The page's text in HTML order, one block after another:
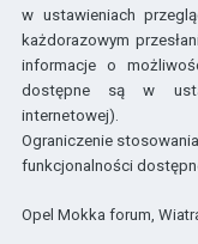
w ustawieniach
każdorazowym
informacje o
dostępne są w
internetowej).
Ograniczenie
funkcjonalności
Opel Mokka forum,